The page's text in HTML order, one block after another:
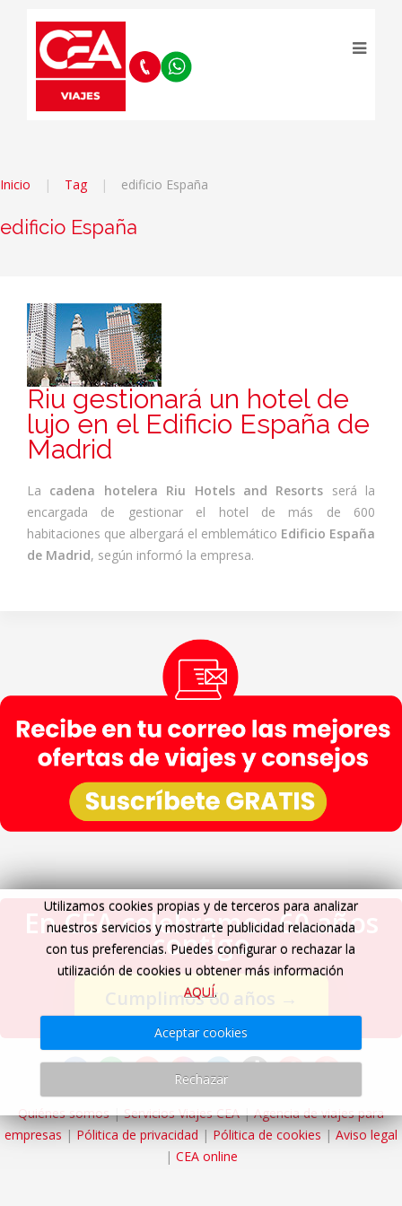
Inicio Tag edificio España
edificio España
Riu gestionará un hotel de
lujo en el Edificio España de
Madrid
La cadena hotelera Riu Hotels and Resorts será la
encargada de gestionar el hotel de más de 600
habitaciones que albergará el emblemático Edificio España
de Madrid, según informó la empresa.
En CEA celebramos 60 años
contigo
Cumplimos 60 años →
Quiénes somos|Servicios Viajes CEA|Agencia de viajes para
empresas | Pólitica de privacidad | Pólitica de cookies | Aviso legal
| CEA online
Utilizamos cookies propias y de terceros para analizar
nuestros servicios y mostrarte publicidad relacionada
con tus preferencias. Puedes configurar o rechazar la
utilización de cookies u obtener más información
AQUÍ.
Aceptar cookies
Rechazar